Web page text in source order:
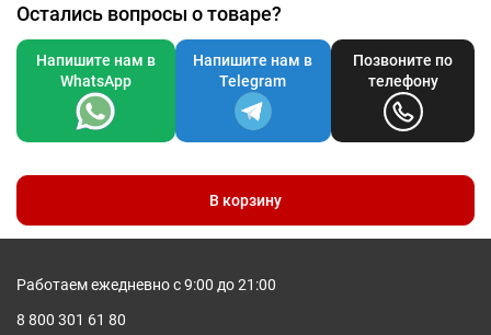
Остались вопросы о товаре?
Напишите нам в
WhatsApp
Напишите нам в
Telegram
Позвоните по
телефону
В корзину
Работаем ежедневно с 9:00 до 21:00
8 800 301 61 80